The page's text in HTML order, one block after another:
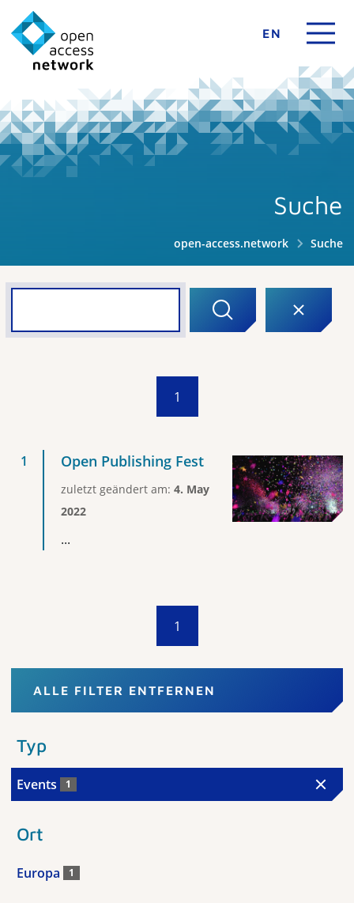
EN
Suche
open-access.network Suche
1
Open Publishing Fest
zuletzt geändert am: 4. May
2022
...
1
ALLE FILTER ENTFERNEN
Typ
Events 1
Ort
Europa 1